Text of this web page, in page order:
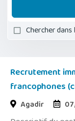
Chercher
Recrutement
francophones
Agadir